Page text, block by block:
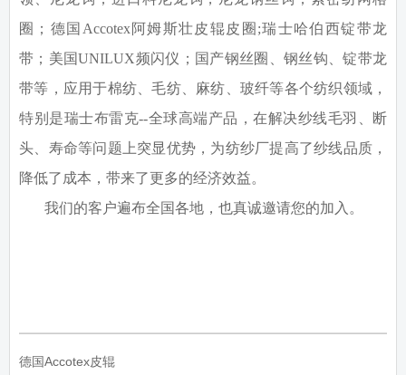
圈；德国 Accotex阿姆斯壮皮辊皮圈 ;瑞士哈伯西锭带龙
带；美国UNILUX频闪仪；国产钢丝圈、钢丝钩、锭带龙
带等，应用于棉纺、毛纺、麻纺、玻纤等各个纺织领域，
特别是瑞士布雷克--全球高端产品，在解决纱线毛羽、断
头、寿命等问题上突显优势，为纺纱厂提高了纱线品质，
降低了成本，带来了更多的经济效益。
我们的客户遍布全国各地，也真诚邀请您的加入。
德国Accotex皮辊